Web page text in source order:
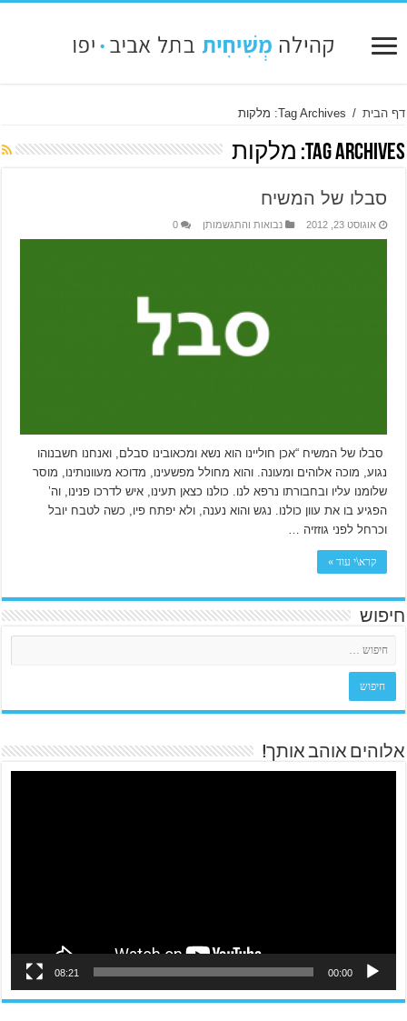
דף הבית / Tag Archives: מלקות
Tag Archives: מלקות
סבלו של המשיח
אוגוסט 23, 2012 נבואות והתגשמותן 0
סבלו של המשיח “אכן חוליינו הוא נשא ומכאובינו סבלם, ואנחנו חשבנוהו
נגוע, מוכה אלוהים ומעונה. והוא מחולל מפשעינו, מדוכא מעוונותינו, מוסר
שלומנו עליו ובחבורתו נרפא לנו. כולנו כצאן תעינו, איש לדרכו פנינו, וה’
הפגיע בו את עוון כולנו. נגש והוא נענה, ולא יפתח פיו, כשה לטבח יובל
וכרחל לפני גוזזיה …
קרא\י עוד »
חיפוש
אלוהים אוהב אותך!
00:00
08:21